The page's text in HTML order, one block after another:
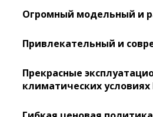
Огромный модельный и
Привлекательный и
Прекрасные
климатических условиях